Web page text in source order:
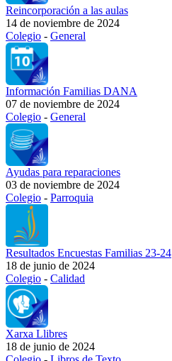
Reincorporación a las aulas
14 de noviembre de 2024
Colegio - General
Información Familias DANA
07 de noviembre de 2024
Colegio - General
Ayudas para reparaciones
03 de noviembre de 2024
Colegio - Parroquia
Resultados Encuestas Familias 23-24
18 de junio de 2024
Colegio - Calidad
Xarxa Llibres
18 de junio de 2024